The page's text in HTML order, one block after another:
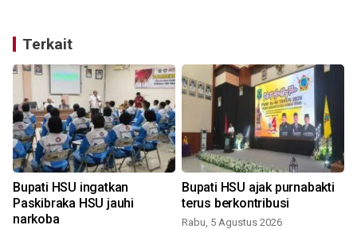
Terkait
Bupati HSU ingatkan
Paskibraka HSU jauhi
narkoba
Bupati HSU ajak purnabakti
terus berkontribusi
Rabu, 5 Agustus 2026